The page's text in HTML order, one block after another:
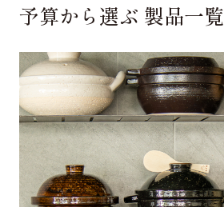
予算から選ぶ 製品一覧